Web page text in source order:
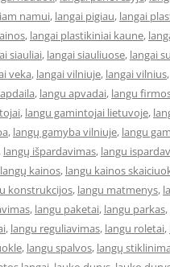
namui, langai pigiau, langai
, langai plastikiniai kaune,
siauliai, langai siauliuose, langai
veka, langai vilniuje, langai vilnius,
, langu apvadai, langu
, langu gamintojai lietuvoje,
, langų gamyba vilniuje, langu
, langų išpardavimas, langu
langų kainos, langu kainos
konstrukcijos, langu matmenys,
, langu paketai, langu parkas,
, langu reguliavimas, langu roletai,
, langu spalvos, langų